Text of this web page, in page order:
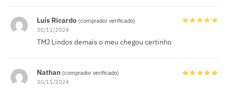
Luís Ricardo (comprador verificado)
30/11/2024
TMJ Lindos demais o meu chegou certinho
Nathan (comprador verificado)
30/11/2024